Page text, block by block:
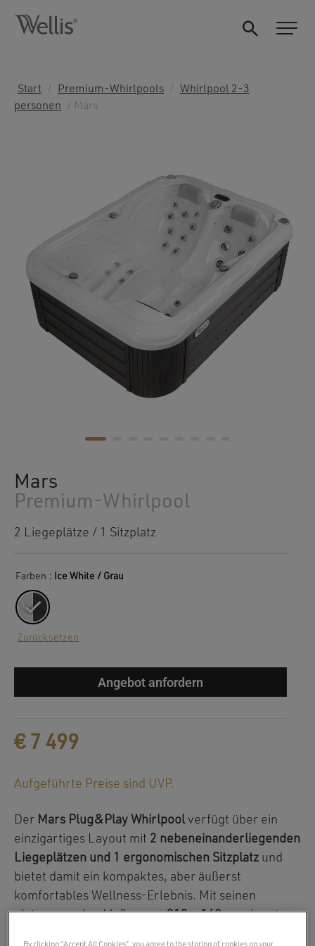
Start / Premium-Whirlpools /
Whirlpool 2-3
personen
/ Mars
Mars
Premium-Whirlpool
2 Liegeplätze / 1 Sitzplatz
Farben : Ice White / Grau
Zurücksetzen
Angebot anfordern
€7 499
Aufgeführte Preise sind UVP.
Der Mars Plug&Play Whirlpoolverfügt über ein
einzigartiges Layout mit 2 nebeneinanderliegenden
Liegeplätzen und 1 ergonomischen Sitzplatz und
bietet damit ein kompaktes, aber äußerst
komfortables Wellness-Erlebnis. Mit seinen
platzsparenden Maßen von213 × 160 cmeignet